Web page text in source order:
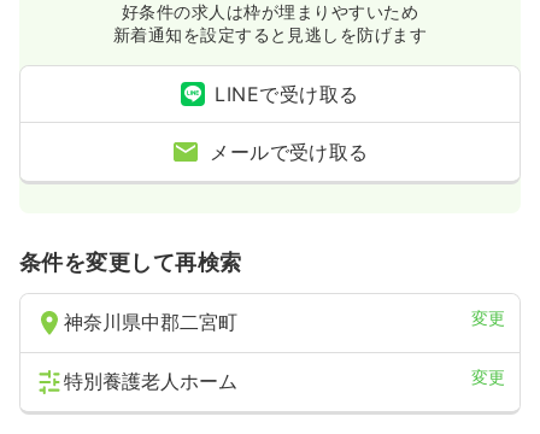
好条件の求人は枠が埋まりやすいため
新着通知を設定すると見逃しを防げます
LINEで受け取る
メールで受け取る
条件を変更して再検索
神奈川県中郡二宮町 変更
特別養護老人ホーム 変更